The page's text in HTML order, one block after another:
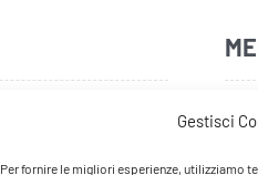
Gestisci
Per fornire le migliori esperienze, utilizziamo